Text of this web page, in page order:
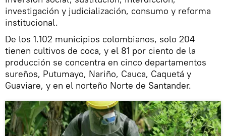
investigación y judicialización, consumo y reforma
institucional.
De los 1.102 municipios colombianos, solo 204
tienen cultivos de coca, y el 81 por ciento de la
producción se concentra en cinco departamentos
sureños, Putumayo, Nariño, Cauca, Caquetá y
Guaviare, y en el norteño Norte de Santander.